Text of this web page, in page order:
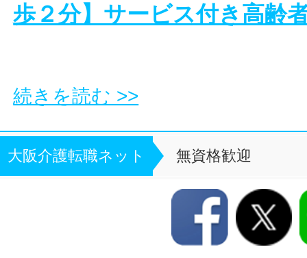
歩２分】サービス付き高齢
続きを読む >>
大阪介護転職ネット 無資格歓迎